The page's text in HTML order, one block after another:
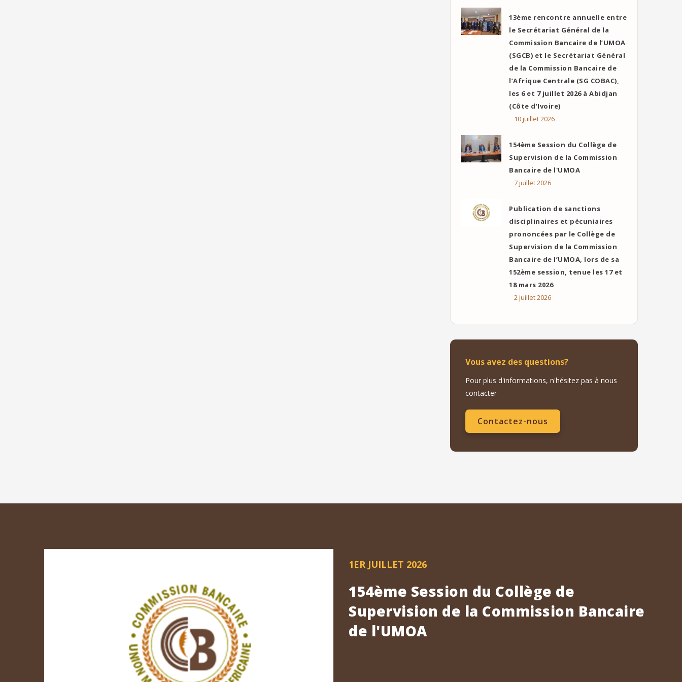
13ème rencontre annuelle entre
le Secrétariat Général de la
Commission Bancaire de l’UMOA
(SGCB) et le Secrétariat Général
de la Commission Bancaire de
l’Afrique Centrale (SG COBAC),
les 6 et 7 juillet 2026 à Abidjan
(Côte d’Ivoire)
10 juillet 2026
154ème Session du Collège de
Supervision de la Commission
Bancaire de l'UMOA
7 juillet 2026
Publication de sanctions
disciplinaires et pécuniaires
prononcées par le Collège de
Supervision de la Commission
Bancaire de l’UMOA, lors de sa
152ème session, tenue les 17 et
18 mars 2026
2 juillet 2026
Vous avez des questions?
Pour plus d'informations, n'hésitez pas à nous
contacter
Contactez-nous
1ER JUILLET 2026
154ème Session du Collège de
Supervision de la Commission Bancaire
de l'UMOA